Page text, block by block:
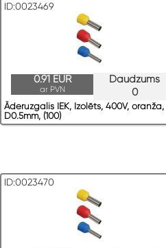
ID:0023469
Daudzums
0
0.91 EUR
ar PVN
Āderuzgalis IEK, Izolēts, 400V, oranža,
D0.5mm, (100)
ID:0023470